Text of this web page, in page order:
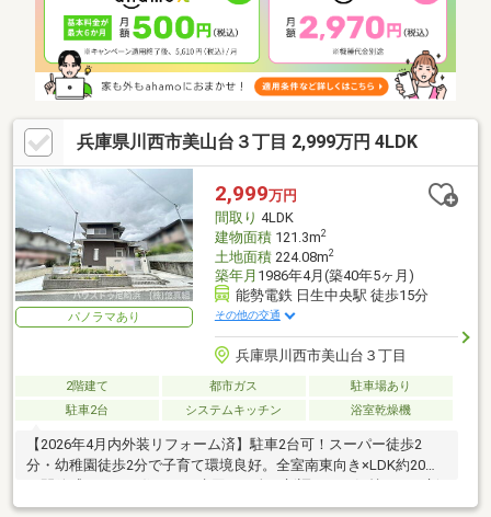
兵庫県川西市美山台３丁目 2,999万円 4LDK
パノラマあり
2,999万円
間取り 4LDK
建物面積121.3m2
土地面積224.08m2
築年月 1986年4月(築40年5ヶ月)
能勢電鉄 日生中央駅 徒歩15分
その他の交通
兵庫県川西市美山台３丁目
2階建て 都市ガス
駐車場あり
駐車2台
システムキッチン 浴室乾燥機
【2026年4月内外装リフォーム済】駐車2台可！スーパー徒歩2
分・幼稚園徒歩2分で子育て環境良好。全室南東向き×LDK約20帖
生活をスタート！